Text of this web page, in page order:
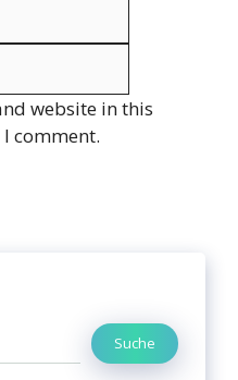
website in this
comment.
Suche